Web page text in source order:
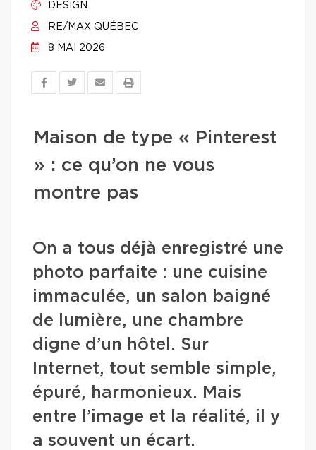
DESIGN
RE/MAX QUÉBEC
8 MAI 2026
Maison de type « Pinterest
» : ce qu’on ne vous
montre pas
On a tous déjà enregistré une
photo parfaite : une cuisine
immaculée, un salon baigné
de lumière, une chambre
digne d’un hôtel. Sur
Internet, tout semble simple,
épuré, harmonieux. Mais
entre l’image et la réalité, il y
a souvent un écart.